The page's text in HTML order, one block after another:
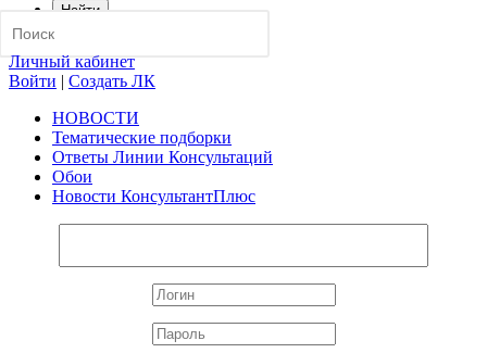
Найти
Личный кабинет
Войти | Создать ЛК
НОВОСТИ
Тематические подборки
Ответы Линии Консультаций
Обои
Новости КонсультантПлюс